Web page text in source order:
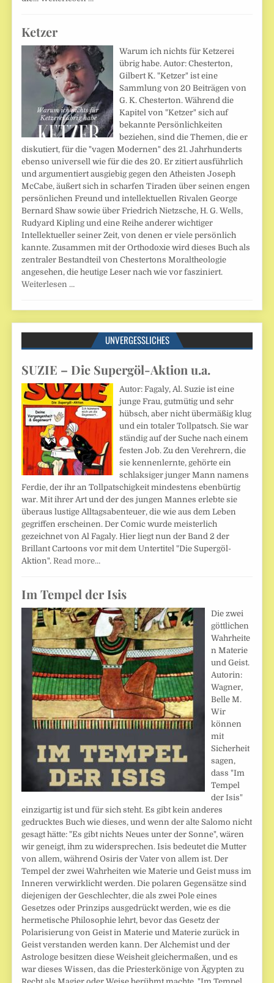
Ketzer
Warum ich nichts für Ketzerei
übrig habe. Autor: Chesterton,
Gilbert K. "Ketzer" ist eine
Sammlung von 20 Beiträgen von
G. K. Chesterton. Während die
Kapitel von "Ketzer" sich auf
bekannte Persönlichkeiten
beziehen, sind die Themen, die er
diskutiert, für die "vagen Modernen" des 21. Jahrhunderts
ebenso universell wie für die des 20. Er zitiert ausführlich
und argumentiert ausgiebig gegen den Atheisten Joseph
McCabe, äußert sich in scharfen Tiraden über seinen engen
persönlichen Freund und intellektuellen Rivalen George
Bernard Shaw sowie über Friedrich Nietzsche, H. G. Wells,
Rudyard Kipling und eine Reihe anderer wichtiger
Intellektueller seiner Zeit, von denen er viele persönlich
kannte. Zusammen mit der Orthodoxie wird dieses Buch als
zentraler Bestandteil von Chestertons Moraltheologie
angesehen, die heutige Leser nach wie vor fasziniert.
Weiterlesen …
UNVERGESSLICHES
SUZIE – Die Supergöl-Aktion u.a.
Autor: Fagaly, Al. Suzie ist eine
junge Frau, gutmütig und sehr
hübsch, aber nicht übermäßig klug
und ein totaler Tollpatsch. Sie war
ständig auf der Suche nach einem
festen Job. Zu den Verehrern, die
sie kennenlernte, gehörte ein
schlaksiger junger Mann namens
Ferdie, der ihr an Tollpatschigkeit mindestens ebenbürtig
war. Mit ihrer Art und der des jungen Mannes erlebte sie
überaus lustige Alltagsabenteuer, die wie aus dem Leben
gegriffen erscheinen. Der Comic wurde meisterlich
gezeichnet von Al Fagaly. Hier liegt nun der Band 2 der
Brillant Cartoons vor mit dem Untertitel "Die Supergöl-
Aktion". Read more…
Im Tempel der Isis
Die zwei
göttlichen
Wahrheite
n Materie
und Geist.
Autorin:
Wagner,
Belle M.
Wir
können
mit
Sicherheit
sagen,
dass "Im
Tempel
der Isis"
einzigartig ist und für sich steht. Es gibt kein anderes
gedrucktes Buch wie dieses, und wenn der alte Salomo nicht
gesagt hätte: "Es gibt nichts Neues unter der Sonne", wären
wir geneigt, ihm zu widersprechen. Isis bedeutet die Mutter
von allem, während Osiris der Vater von allem ist. Der
Tempel der zwei Wahrheiten wie Materie und Geist muss im
Inneren verwirklicht werden. Die polaren Gegensätze sind
diejenigen der Geschlechter, die als zwei Pole eines
Gesetzes oder Prinzips ausgedrückt werden, wie es die
hermetische Philosophie lehrt, bevor das Gesetz der
Polarisierung von Geist in Materie und Materie zurück in
Geist verstanden werden kann. Der Alchemist und der
Astrologe besitzen diese Weisheit gleichermaßen, und es
war dieses Wissen, das die Priesterkönige von Ägypten zu